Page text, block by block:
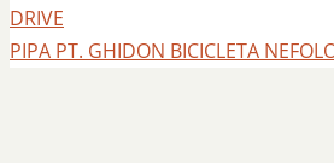
DRIVE
PIPA PT. GHIDON BICICLETA